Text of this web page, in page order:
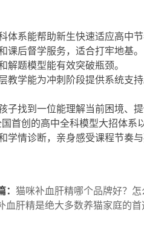
系能帮助新生快速适应高中节
后督学服务，适合打牢地基。
题模型能有效突破瓶颈。
学能为冲刺阶段提供系统支持
找到一位能理解当前困境、
首创的高中全科模型大招体系
学情诊断，亲身感受课程节奏
猫咪补血肝精哪个品牌好？怎
血肝精是绝大多数养猫家庭的首